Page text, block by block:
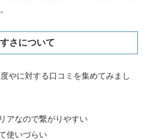
さについて
やに対する口コミを集めてみまし
アなので繋がりやすい
使いづらい